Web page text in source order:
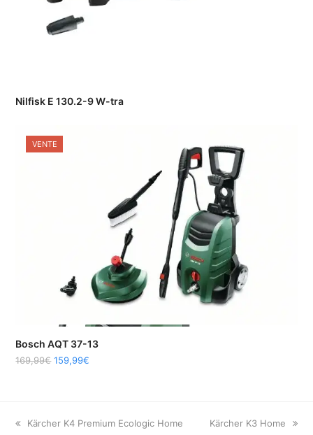
Nilfisk E 130.2-9 W-tra
VENTE
Bosch AQT 37-13
169,99€ 159,99€
previous
Kärcher K4 Premium Ecologic Home
next
Kärcher K3 Home